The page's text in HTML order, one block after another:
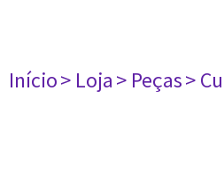
Início> Loja> Peças>